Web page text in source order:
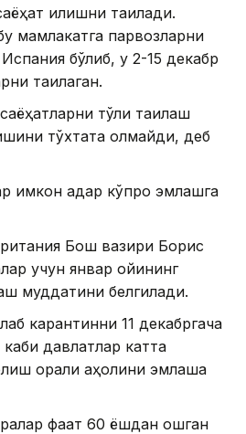
қилишни тақиқлади.
мамлакатга парвозларни
бўлиб, у 2-15 декабр
тақиқлаган.
тўлиқ тақиқлаш
тўхтата олмайди, деб
имкон қадар кўпроқ эмлашга
Бош вазири Борис
учун январ ойининг
муддатини белгилади.
карантинни 11 декабргача
давлатлар катта
орқали аҳолини эмлаша
фақат 60 ёшдан ошган